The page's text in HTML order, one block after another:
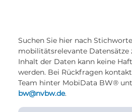
Suchen Sie hier nach
mobilitätsrelevante Datensätze
Inhalt der Daten kann keine
werden. Bei Rückfragen
Team hinter MobiData BW®
bw@nvbw.de.